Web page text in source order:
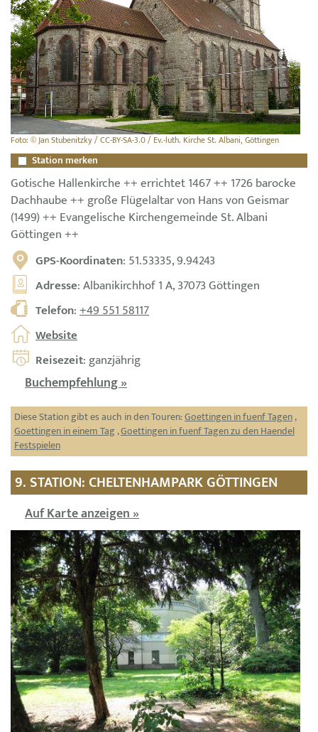
Foto: © Jan Stubenitzky / CC-BY-SA-3.0 / Ev.-luth. Kirche St. Albani, Göttingen
Station merken
Gotische Hallenkirche ++ errichtet 1467 ++ 1726 barocke
Dachhaube ++ große Flügelaltar von Hans von Geismar
(1499) ++ Evangelische Kirchengemeinde St. Albani
Göttingen ++
GPS-Koordinaten: 51.53335, 9.94243
Adresse: Albanikirchhof 1 A, 37073 Göttingen
Telefon:+49 551 58117
Website
Reisezeit: ganzjährig
Buchempfehlung »
Diese Station gibt es auch in den Touren:Goettingen in fuenf Tagen,
Goettingen in einem Tag ,Goettingen in fuenf Tagen zu den Haendel
Festspielen
9. STATION: CHELTENHAMPARK GÖTTINGEN
Auf Karte anzeigen »